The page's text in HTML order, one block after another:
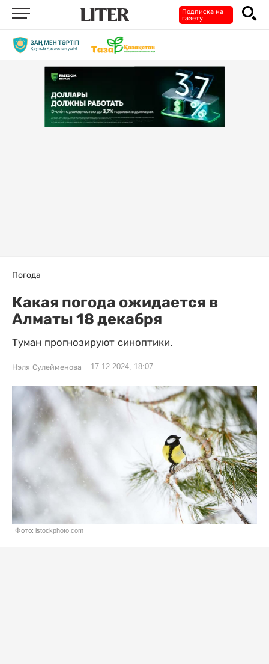
Подписка на
газету
Погода
Какая погода ожидается в
Алматы 18 декабря
Туман прогнозируют синоптики.
Нэля Сулейменова 17.12.2024, 18:07
Фото: istockphoto.com